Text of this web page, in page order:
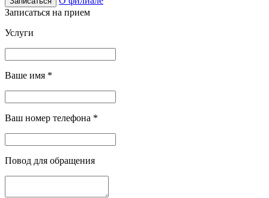
Записаться на прием
Услуги
Ваше имя *
Ваш номер телефона *
Повод для обращения